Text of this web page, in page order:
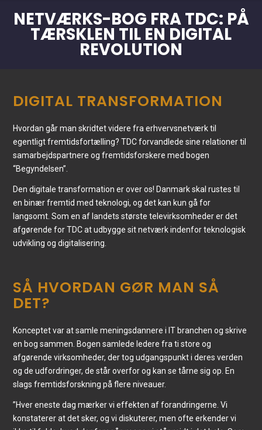
NETVÆRKS-BOG FRA TDC: PÅ
TÆRSKLEN TIL EN DIGITAL
REVOLUTION
DIGITAL TRANSFORMATION
Hvordan går man skridtet videre fra erhvervsnetværk til
egentligt fremtidsfortælling? TDC forvandlede sine relationer til
samarbejdspartnere og fremtidsforskere med bogen
“Begyndelsen”.
Den digitale transformation er over os! Danmark skal rustes til
en binær fremtid med teknologi, og det kan kun gå for
langsomt. Som en af landets største televirksomheder er det
afgørende for TDC at udbygge sit netværk indenfor teknologisk
udvikling og digitalisering.
SÅ HVORDAN GØR MAN SÅ
DET?
Konceptet var at samle meningsdannere i IT branchen og skrive
en bog sammen. Bogen samlede ledere fra ti store og
afgørende virksomheder, der tog udgangspunkt i deres verden
og de udfordringer, de står overfor og kan se tårne sig op. En
slags fremtidsforskning på flere niveauer.
”Hver eneste dag mærker vi effekten af forandringerne. Vi
konstaterer at det sker, og vi diskuterer, men ofte erkender vi